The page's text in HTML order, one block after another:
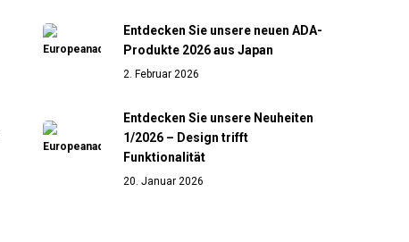
Entdecken Sie unsere neuen ADA-
Produkte 2026 aus Japan
2. Februar 2026
Entdecken Sie unsere Neuheiten
1/2026 – Design trifft
Funktionalität
20. Januar 2026